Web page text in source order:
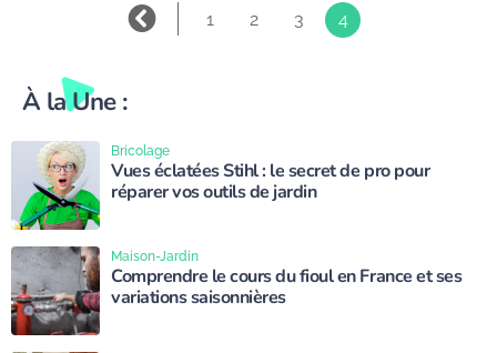
1 2 3 4
À la Une :
Vues éclatées Stihl : le secret de pro pour
réparer vos outils de jardin
Bricolage
Comprendre le cours du fioul en France et ses
variations saisonnières
Maison-Jardin